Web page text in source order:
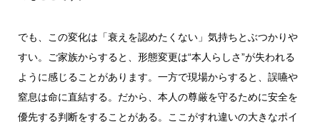
でも、この変化は「衰えを認めたくない」気持ちとぶつかりや
すい。ご家族からすると、形態変更は“本人らしさ”が失われる
ように感じることがあります。一方で現場からすると、誤嚥や
窒息は命に直結する。だから、本人の尊厳を守るために安全を
優先する判断をすることがある。ここがすれ違いの大きなポイ